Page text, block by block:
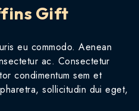
Gift
eu commodo. Aenean
ac. Consectetur
condimentum sem et
sollicitudin dui eget,